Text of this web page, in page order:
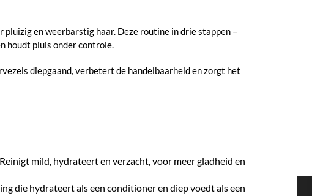
pluizig en weerbarstig haar. Deze routine in drie stappen –
houdt pluis onder controle.
diepgaand, verbetert de handelbaarheid en zorgt het
mild, hydrateert en verzacht, voor meer gladheid en
die hydrateert als een conditioner en diep voedt als een